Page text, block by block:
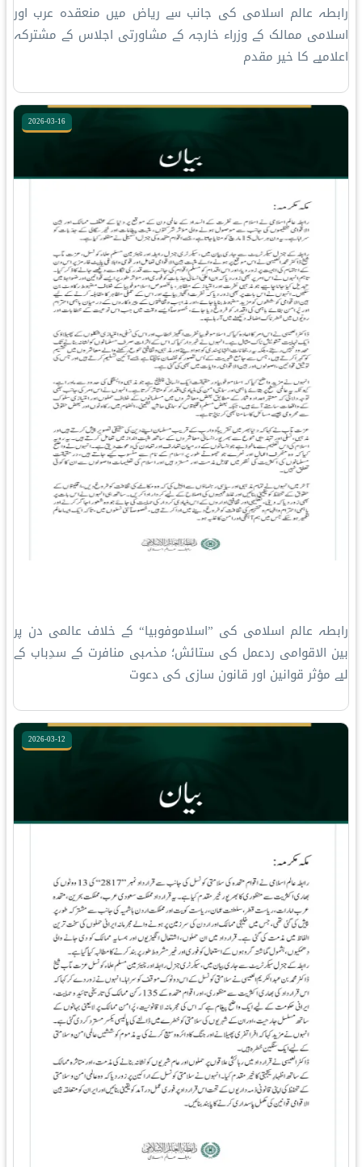
رابطہ عالم اسلامی کی جانب سے ریاض میں منعقدہ عرب اور
اسلامی ممالک کے وزراء خارجہ کے مشاورتی اجلاس کے مشترکہ
اعلامیے کا خیر مقدم
2026-03-16
رابطہ عالم اسلامی کی ”اسلاموفوبیا“ کے خلاف عالمی دن پر
بین الاقوامی ردعمل کی ستائش؛ مذہبی منافرت کے سدِباب کے
لیے مؤثر قوانین اور قانون سازی کی دعوت
2026-03-12